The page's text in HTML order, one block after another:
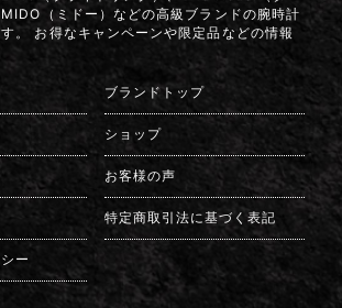
（ミドー）などの高級ブランドの腕時計
。 お得なキャンペーンや限定品などの情報
ブランドトップ
ショップ
お客様の声
特定商取引法に基づく表記
ー